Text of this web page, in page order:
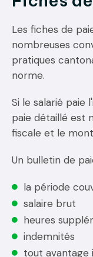
Les fiches de
nombreuses
pratiques
norme.
Si le salarié paie
paie détaillé est
fiscale et le
Un bulletin de
la période
salaire brut
heures
indemnités
tout avantage